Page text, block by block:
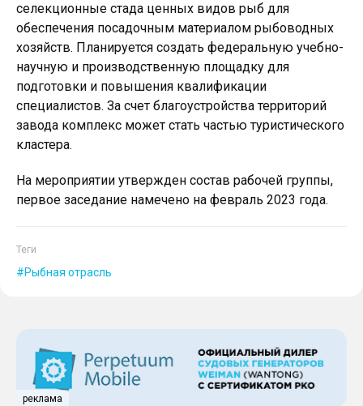
селекционные стада ценных видов рыб для
обеспечения посадочным материалом рыбоводных
хозяйств. Планируется создать федеральную учебно-
научную и производственную площадку для
подготовки и повышения квалификации
специалистов. За счет благоустройства территорий
завода комплекс может стать частью туристического
кластера.
На мероприятии утвержден состав рабочей группы,
первое заседание намечено на февраль 2023 года.
Теги
Рыбная отрасль
реклама